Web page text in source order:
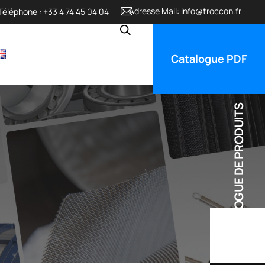
Adresse Mail: info@troccon.fr
: +33 4 74 45 04 04
Catalogue PDF
CATALOGUE DE PRODUITS